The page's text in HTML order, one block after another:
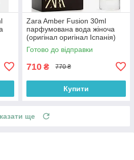
Zara Amber Fusion 30ml
парфумована вода жіноча
(оригінал оригінал Іспанія)
Готово до відправки
710 ₴ 770 ₴
Купити
ще